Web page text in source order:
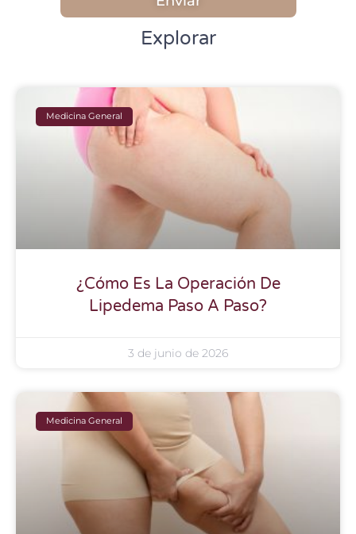
Explorar
Medicina General
¿Cómo Es La Operación De
Lipedema Paso A Paso?
3 de junio de 2026
Medicina General